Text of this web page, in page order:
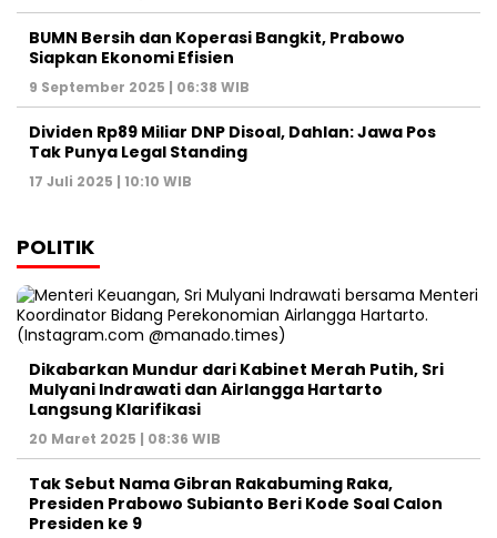
BUMN Bersih dan Koperasi Bangkit, Prabowo
Siapkan Ekonomi Efisien
9 September 2025 | 06:38 WIB
Dividen Rp89 Miliar DNP Disoal, Dahlan: Jawa Pos
Tak Punya Legal Standing
17 Juli 2025 | 10:10 WIB
POLITIK
Dikabarkan Mundur dari Kabinet Merah Putih, Sri
Mulyani Indrawati dan Airlangga Hartarto
Langsung Klarifikasi
20 Maret 2025 | 08:36 WIB
Tak Sebut Nama Gibran Rakabuming Raka,
Presiden Prabowo Subianto Beri Kode Soal Calon
Presiden ke 9